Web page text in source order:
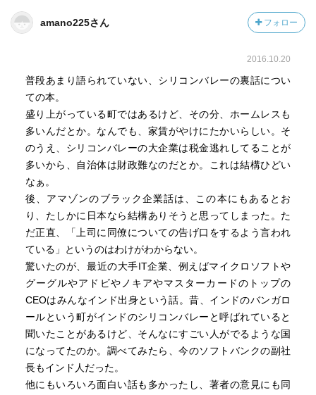
amano225さん フォロー
2016.10.20
普段あまり語られていない、シリコンバレーの裏話につい
ての本。
盛り上がっている町ではあるけど、その分、ホームレスも
多いんだとか。なんでも、家賃がやけにたかいらしい。そ
のうえ、シリコンバレーの大企業は税金逃れしてることが
多いから、自治体は財政難なのだとか。これは結構ひどい
なぁ。
後、アマゾンのブラック企業話は、この本にもあるとお
り、たしかに日本なら結構ありそうと思ってしまった。た
だ正直、「上司に同僚についての告げ口をするよう言われ
ている」というのはわけがわからない。
驚いたのが、最近の大手IT企業、例えばマイクロソフトや
グーグルやアドビやノキアやマスターカードのトップの
CEOはみんなインド出身という話。昔、インドのバンガロ
ールという町がインドのシリコンバレーと呼ばれていると
聞いたことがあるけど、そんなにすごい人がでるような国
になってたのか。調べてみたら、今のソフトバンクの副社
長もインド人だった。
他にもいろいろ面白い話も多かったし、著者の意見にも同